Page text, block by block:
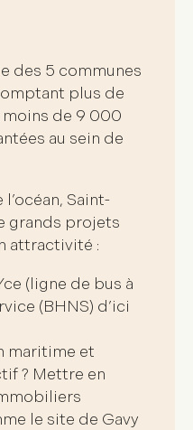
des 5 communes
plus de
de 9 000
au sein de
Saint-
grands projets
attractivité :
(ligne de bus à
(BHNS) d’ici
maritime et
? Mettre en
le site de Gavy